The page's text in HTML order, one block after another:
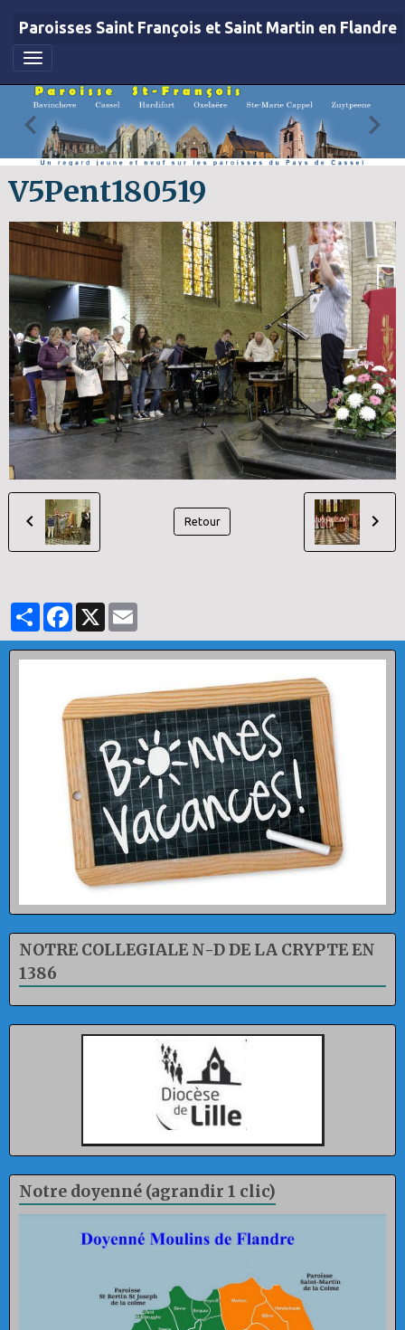
Paroisses Saint François et Saint Martin en Flandre
V5Pent180519
Retour
PartagerFacebook
NOTRE COLLEGIALE N-D DE LA CRYPTE EN
1386
Notre doyenné (agrandir 1 clic)